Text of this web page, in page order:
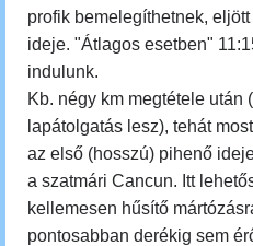
profik bemelegíthetnek,
ideje. "Átlagos esetben"
indulunk.
Kb. négy km megtétele után
lapátolgatás lesz), tehát
az első (hosszú) pihenő
a szatmári Cancun. Itt
kellemesen hűsítő
pontosabban derékig sem